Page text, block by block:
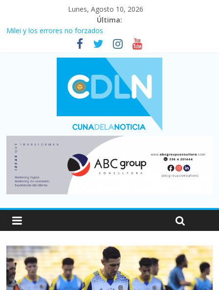
Lunes, Agosto 10, 2026
Última:
Milei y los errores no forzados
El agro argentino logró un récord histórico de exportaciones en
el primer semestre de 2026
La construcción cayó 4,1% en junio y registró su cuarta baja del
El consumo sigue frenado: las ventas minoristas cayeron 3,8 en
julio y acumulan siete meses en baja
Newell’s cayó 2 a 1 ante Defensa y Justicia en Florencio Varela
por la cuarta fecha del Clausura